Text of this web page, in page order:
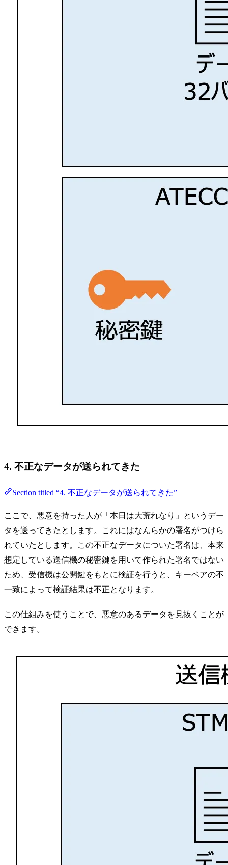
4. 不正なデータが送られてきた
Section titled “4. 不正なデータが送られてきた”
ここで、悪意を持った人が「本日は大荒れなり」というデー
タを送ってきたとします。これにはなんらかの署名がつけら
れていたとします。この不正なデータについた署名は、本来
想定している送信機の秘密鍵を用いて作られた署名ではない
ため、受信機は公開鍵をもとに検証を行うと、キーペアの不
一致によって検証結果は不正となります。
この仕組みを使うことで、悪意のあるデータを見抜くことが
できます。